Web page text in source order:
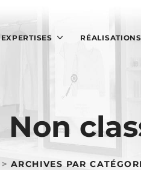
EXPERTISES RÉALISATIONS
Non
ARCHIVES PAR